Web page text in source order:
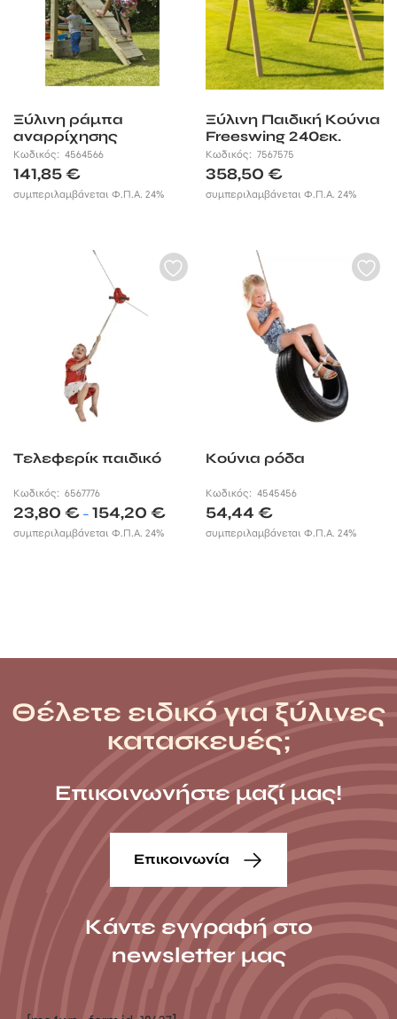
Ξύλινη ράμπα
αναρρίχησης
Κωδικός: 4564566
141,85€
συμπεριλαμβάνεται Φ.Π.Α. 24%
Ξύλινη Παιδική Κούνια
Freeswing 240εκ.
Κωδικός:7567575
358,50€
συμπεριλαμβάνεται Φ.Π.Α. 24%
Τελεφερίκ παιδικό
Κωδικός: 6567776
23,80 € – 154,20 €
συμπεριλαμβάνεται Φ.Π.Α. 24%
Κούνια ρόδα
Κωδικός:4545456
54,44€
συμπεριλαμβάνεται Φ.Π.Α. 24%
Θέλετε ειδικό για ξύλινες
κατασκευές;
Επικοινωνήστε μαζί μας!
Επικοινωνία
Κάντε εγγραφή στο
newsletter μας